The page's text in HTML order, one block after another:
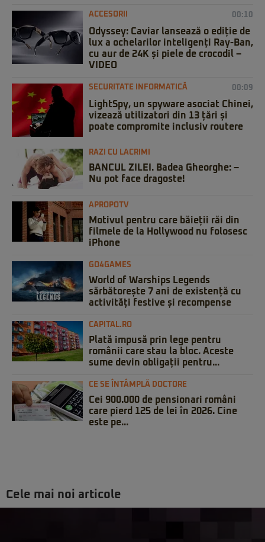
ACCESORII 00:10
Odyssey: Caviar lansează o ediție de
lux a ochelarilor inteligenți Ray-Ban,
cu aur de 24K și piele de crocodil –
VIDEO
SECURITATE INFORMATICĂ 00:09
LightSpy, un spyware asociat Chinei,
vizează utilizatori din 13 țări și
poate compromite inclusiv routere
RAZI CU LACRIMI
BANCUL ZILEI. Badea Gheorghe: –
Nu pot face dragoste!
APROPOTV
Motivul pentru care băieții răi din
filmele de la Hollywood nu folosesc
iPhone
GO4GAMES
World of Warships Legends
sărbătorește 7 ani de existență cu
activități festive și recompense
CAPITAL.RO
Plată impusă prin lege pentru
românii care stau la bloc. Aceste
sume devin obligații pentru...
CE SE ÎNTÂMPLĂ DOCTORE
Cei 900.000 de pensionari români
care pierd 125 de lei în 2026. Cine
este pe...
Cele mai noi articole